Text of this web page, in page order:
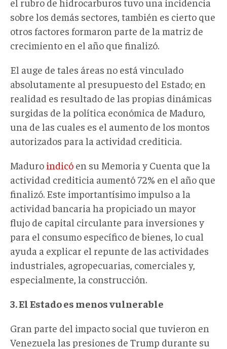
sobre los demás sectores, también es cierto que
otros factores formaron parte de la matriz de
crecimiento en el año que finalizó.
El auge de tales áreas no está vinculado
absolutamente al presupuesto del Estado; en
realidad es resultado de las propias dinámicas
surgidas de la política económica de Maduro,
una de las cuales es el aumento de los montos
autorizados para la actividad crediticia.
Maduro indicó en su Memoria y Cuenta que la
actividad crediticia aumentó 72% en el año que
finalizó. Este importantísimo impulso a la
actividad bancaria ha propiciado un mayor
flujo de capital circulante para inversiones y
para el consumo específico de bienes, lo cual
ayuda a explicar el repunte de las actividades
industriales, agropecuarias, comerciales y,
especialmente, la construcción.
3. El Estado es menos vulnerable
Gran parte del impacto social que tuvieron en
Venezuela las presiones de Trump durante su